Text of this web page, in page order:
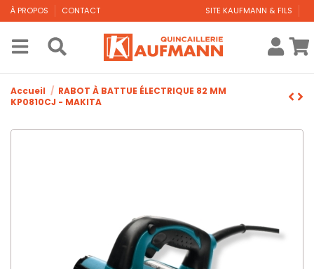
À PROPOS CONTACT SITE KAUFMANN & FILS
Accueil
RABOT À BATTUE ÉLECTRIQUE 82 MM
KP0810CJ - MAKITA